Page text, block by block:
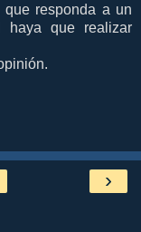
responda a un
haya que realizar
›